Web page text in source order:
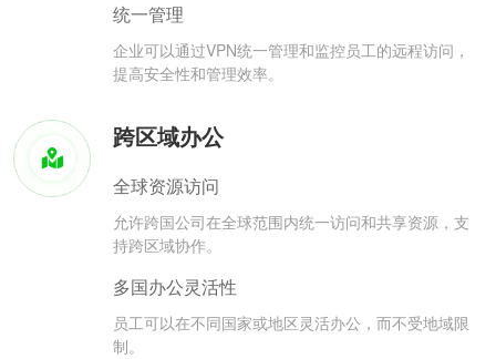
统一管理
企业可以通过VPN统一管理和监控员工的远程访问，
提高安全性和管理效率。
跨区域办公
全球资源访问
允许跨国公司在全球范围内统一访问和共享资源，支
持跨区域协作。
多国办公灵活性
员工可以在不同国家或地区灵活办公，而不受地域限
制。